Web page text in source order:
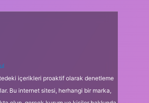
içerikleri proaktif olarak denetleme
Bu internet sitesi, herhangi bir marka,